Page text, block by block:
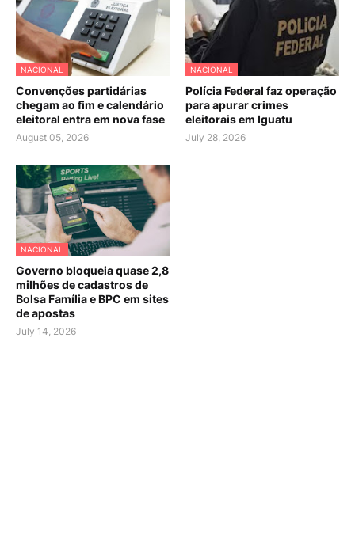
NACIONAL
Convenções partidárias
chegam ao fim e calendário
eleitoral entra em nova fase
August 05, 2026
NACIONAL
Polícia Federal faz operação
para apurar crimes
eleitorais em Iguatu
July 28, 2026
NACIONAL
Governo bloqueia quase 2,8
milhões de cadastros de
Bolsa Família e BPC em sites
de apostas
July 14, 2026